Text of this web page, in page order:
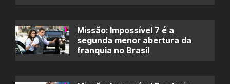
Missão: Impossível 7 é a
segunda menor abertura da
franquia no Brasil